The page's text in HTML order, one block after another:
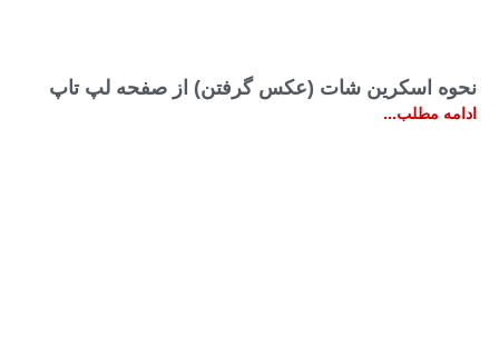
نحوه اسکرین شات (عکس گرفتن) از صفحه لپ تاپ
ادامه مطلب...